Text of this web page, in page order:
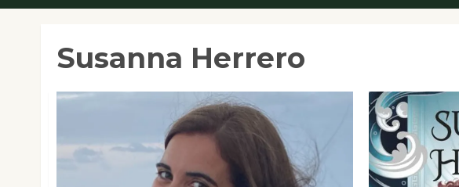
Susanna Herrero